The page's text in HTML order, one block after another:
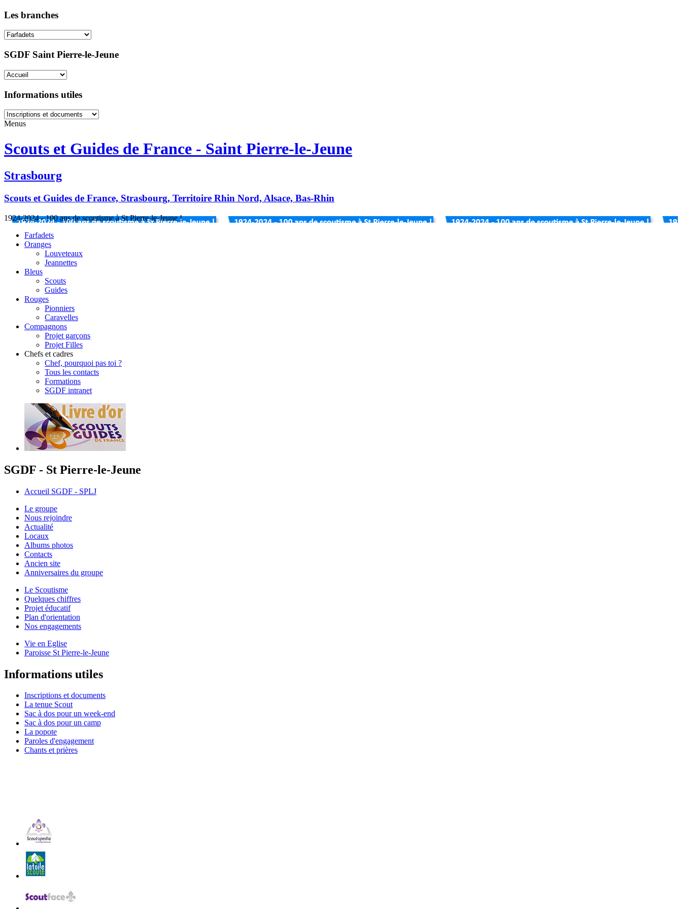
Les branches
SGDF Saint Pierre-le-Jeune
Informations utiles
Menus
Scouts et Guides de France - Saint Pierre-le-Jeune
Strasbourg
Scouts et Guides de France, Strasbourg, Territoire Rhin Nord, Alsace, Bas-Rhin
1924-2024 - 100 ans de scoutisme à St Pierre-le-Jeune !
Farfadets
Oranges
Louveteaux
Jeannettes
Bleus
Scouts
Guides
Rouges
Pionniers
Caravelles
Compagnons
Projet garçons
Projet Filles
Chefs et cadres
Chef, pourquoi pas toi ?
Tous les contacts
Formations
SGDF intranet
SGDF - St Pierre-le-Jeune
Accueil SGDF - SPLJ
Le groupe
Nous rejoindre
Actualité
Locaux
Albums photos
Contacts
Ancien site
Anniversaires du groupe
Le Scoutisme
Quelques chiffres
Projet éducatif
Plan d'orientation
Nos engagements
Vie en Eglise
Paroisse St Pierre-le-Jeune
Informations utiles
Inscriptions et documents
La tenue Scout
Sac à dos pour un week-end
Sac à dos pour un camp
La popote
Paroles d'engagement
Chants et prières